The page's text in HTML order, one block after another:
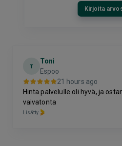
Kirjoita
T
Toni
Espoo
21 hours ago
Hinta palvelulle oli hyvä, ja
vaivatonta
Lisätty